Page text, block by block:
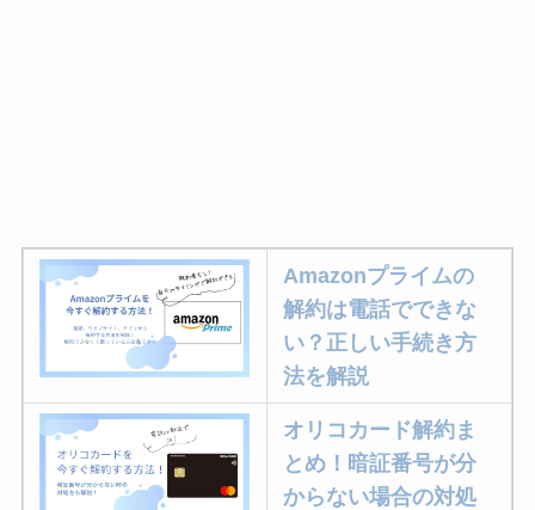
Amazonプライムの
解約は電話でできな
い？正しい手続き方
法を解説
オリコカード解約ま
とめ！暗証番号が分
からない場合の対処